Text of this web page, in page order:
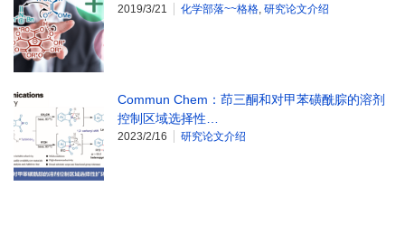
2019/3/21 化学部落~~格格, 研究论文介绍
Commun Chem：茚三酮和对甲苯磺酰腙的溶剂
控制区域选择性…
2023/2/16 研究论文介绍